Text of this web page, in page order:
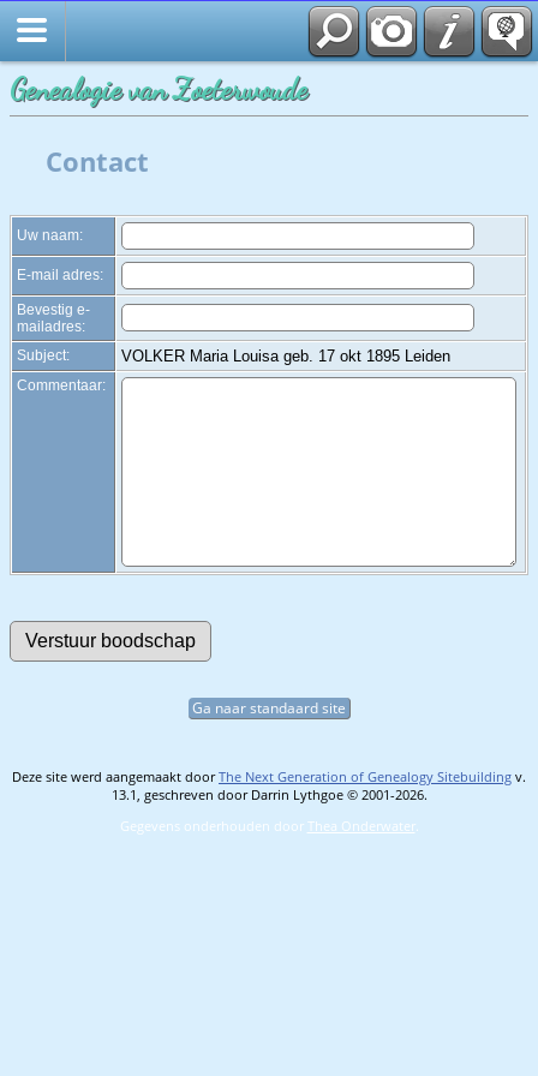
Genealogie van Zoeterwoude
Contact
Uw naam:
E-mail adres:
Bevestig e-
mailadres:
Subject:
VOLKER Maria Louisa geb. 17 okt 1895 Leiden
Commentaar:
Ga naar standaard site
Deze site werd aangemaakt doorThe Next Generation of Genealogy Sitebuilding v.
13.1, geschreven door Darrin Lythgoe © 2001-2026.
Gegevens onderhouden door Thea Onderwater.